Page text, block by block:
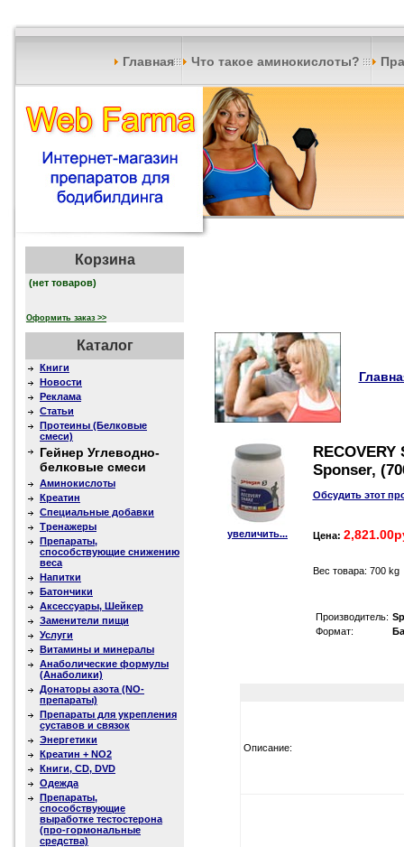
Главная Что такое аминокислоты?
Корзина
(нет товаров)
Оформить заказ >>
Каталог
Книги
Новости
Реклама
Статьи
Протеины (Белковые
смеси)
Гейнер Углеводно-
белковые смеси
Аминокислоты
Креатин
Специальные добавки
Тренажеры
Препараты,
способствующие снижению
веса
Напитки
Батончики
Аксессуары, Шейкер
Заменители пищи
Услуги
Витамины и минералы
Анаболические формулы
(Анаболики)
Донаторы азота (NO-
препараты)
Препараты для укрепления
суставов и связок
Энергетики
Креатин + NO2
Книги, CD, DVD
Одежда
Препараты,
способствующие
выработке тестостерона
(про-гормональные
средства)
увеличить...
RECOVERY
Sponser,
Обсудить этот
Цена:
Вес товара: 700 kg
Производитель:
Формат:
Описание: